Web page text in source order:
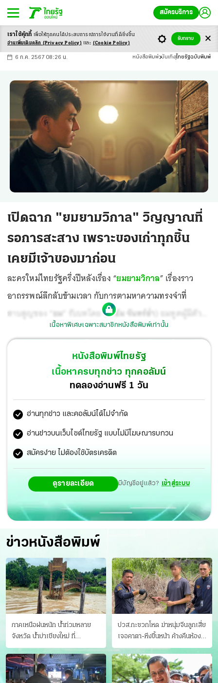
สมัครบริการ
-ก ก ก+
6 ก.ค. 2567 08:26 น. หนังสือพิมพ์ บันเทิง ไทยรัฐฉบับพิมพ์
เปิดฉาก "ยมยามวิกาล" วิญญาณที่
รอการสะสาง เพราะของเก่าทุกชิ้น
เคยมีเจ้าของมาก่อน
ละครใหม่ไทยรัฐครึ่งปีหลังเรื่อง “ยมยามวิกาล” เรื่องราว
อาถรรพณ์ลึกลับข้ามเวลา กับการตามหาความทรงจำที่
สาบสูญของ “ ยม ” รับบทโดย (ธีรธัม จันทร์อ่ำ
) ยมทูตผู้มีตัว
ตนเป็นปริศนา ชายหนุ่มที่แสนเยือกเย็นและเก็บตัว ไม่มีใครรู้
ว่าเขาเป็นใครมาจากไหน
เนื้อหาพิเศษเฉพาะสมาชิกหนังสือพิมพ์เท่านั้น
หนังสือพิมพ์ไทยรัฐ
เนื้อหาครบทุกข่าว ทุกคอลัมน์
ทดลองอ่านฟรี 1 วัน
อ่านทุกข่าว และคอลัมน์ได้ไม่จำกัด
อ่านข่าวบนเว็บไซต์ไทยรัฐ แบบไม่มีโฆษณารบกวน
สมัครง่าย ไม่ต้องใช้บัตรเครดิต
ดูรายละเอียด มีบัญชีอยู่แล้ว? เข้าสู่ระบบ
ข่าวหนังสือพิมพ์
ภาคเหนือฝนหนัก น้ำท่วมหลาย
จังหวัด นํ้าบ่าเชียงใหม่ ที่
แม่ฮ่องสอน ซัดสะพานขาด
ปวส.กะซวกโหด ฆ่าหนุ่มจีนลูกเสี่ย
เจอคาตา-หึงขึ้นหน้า ค้างคืนห้อง
แฟนสาว
เราใช้คุ้กกี้ เพื่อให้ทุกคนได้ประสบการณ์การใช้งานที่ดียิ่งขึ้น
อ่านเพิ่มเติมคลิก (Privacy Policy) และ (Cookie Policy)
รับทราบ